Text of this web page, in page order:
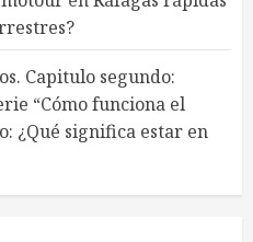
Capitulo segundo:
“Cómo funciona el
¿Qué significa estar en